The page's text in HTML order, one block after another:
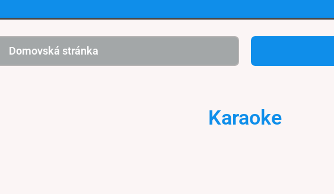
Domovská stránka
Karaoke